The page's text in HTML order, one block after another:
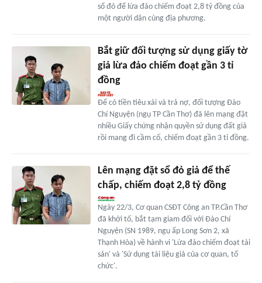
sổ đỏ để lừa đảo chiếm đoạt 2,8 tỷ đồng của
một người dân cùng địa phương.
Bắt giữ đối tượng sử dụng giấy tờ
giả lừa đảo chiếm đoạt gần 3 tỉ
đồng
Để có tiền tiêu xài và trả nợ, đối tượng Đào
Chí Nguyện (ngụ TP Cần Thơ) đã lên mạng đặt
nhiều Giấy chứng nhận quyền sử dụng đất giả
rồi mang đi cầm cố, chiếm đoạt gần 3 tỉ đồng.
Lên mạng đặt sổ đỏ giả để thế
chấp, chiếm đoạt 2,8 tỷ đồng
Ngày 22/3, Cơ quan CSĐT Công an TP.Cần Thơ
đã khởi tố, bắt tạm giam đối với Đào Chí
Nguyện (SN 1989, ngụ ấp Long Sơn 2, xã
Thạnh Hòa) về hành vi 'Lừa đảo chiếm đoạt tài
sản' và 'Sử dụng tài liệu giả của cơ quan, tổ
chức'.